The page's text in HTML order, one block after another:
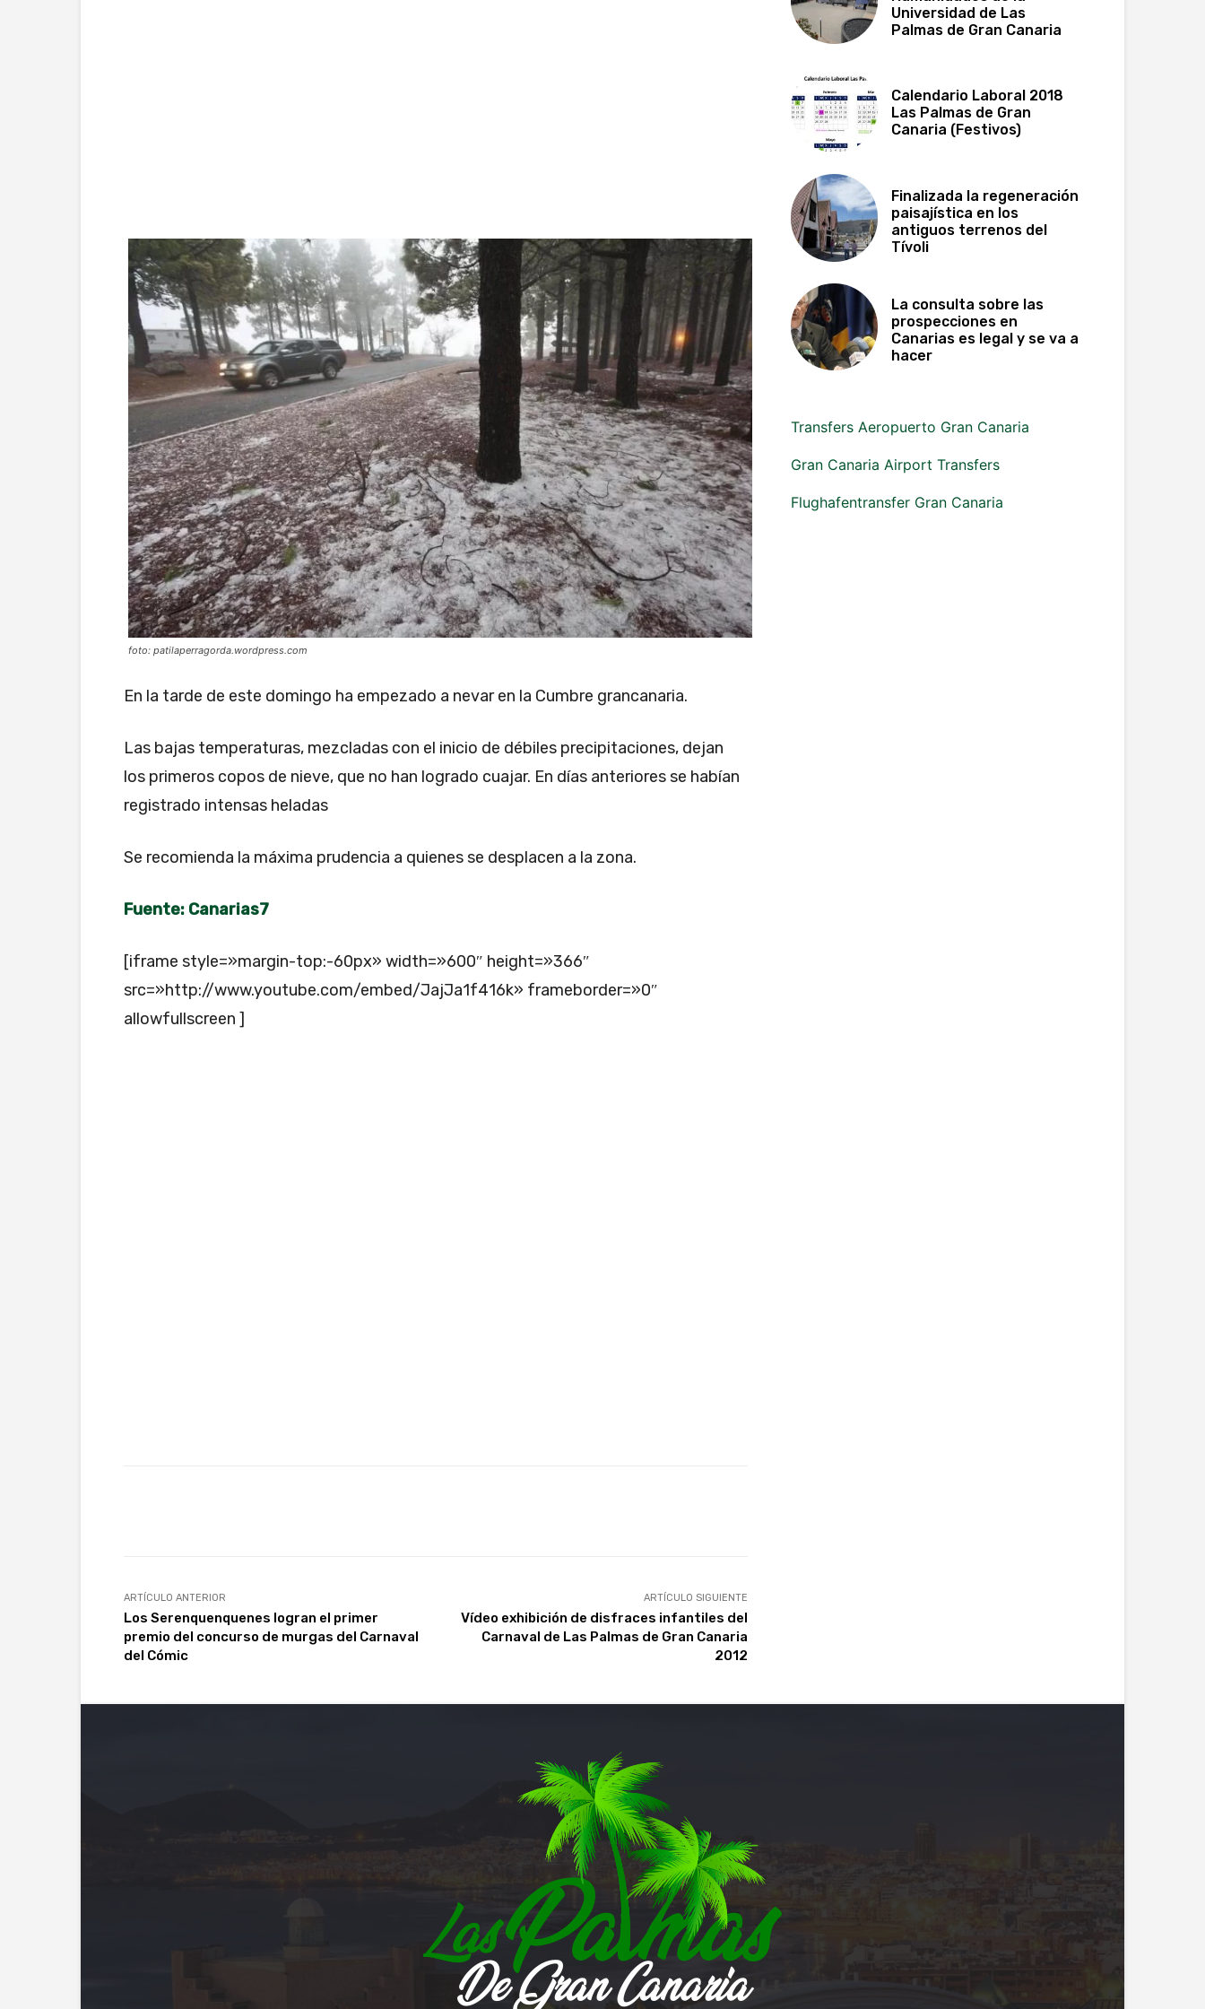
foto: patilaperragorda.wordpress.com
En la tarde de este domingo ha empezado a nevar en la Cumbre grancanaria.
Las bajas temperaturas, mezcladas con el inicio de débiles precipitaciones, dejan
los primeros copos de nieve, que no han logrado cuajar. En días anteriores se habían
registrado intensas heladas
Se recomienda la máxima prudencia a quienes se desplacen a la zona.
Fuente: Canarias7
[iframe style=»margin-top:-60px» width=»600″ height=»366″
src=»http://www.youtube.com/embed/JajJa1f416k» frameborder=»0″
allowfullscreen ]
ARTÍCULO ANTERIOR
Los Serenquenquenes logran el primer
premio del concurso de murgas del Carnaval
del Cómic
ARTÍCULO SIGUIENTE
Vídeo exhibición de disfraces infantiles del
Carnaval de Las Palmas de Gran Canaria
2012
Universidad de Las
Palmas de Gran Canaria
Calendario Laboral 2018
Las Palmas de Gran
Canaria (Festivos)
Finalizada la regeneración
paisajística en los
antiguos terrenos del
Tívoli
La consulta sobre las
prospecciones en
Canarias es legal y se va a
hacer
Transfers Aeropuerto Gran Canaria
Gran Canaria Airport Transfers
Flughafentransfer Gran Canaria